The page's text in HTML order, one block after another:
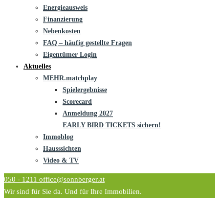
Energieausweis
Finanzierung
Nebenkosten
FAQ – häufig gestellte Fragen
Eigentümer Login
Aktuelles
MEHR.matchplay
Spielergebnisse
Scorecard
Anmeldung 2027
EARLY BIRD TICKETS sichern!
Immoblog
Hausssichten
Video & TV
050 - 1211 office@sonnberger.at
Wir sind für Sie da. Und für Ihre Immobilien.